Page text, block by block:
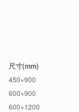
尺寸(mm)
450×900
600×900
600×1200